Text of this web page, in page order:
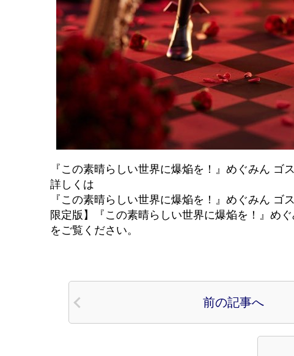
『この素晴らしい世界に爆焔を！』めぐみん ゴ
詳しくは
『この素晴らしい世界に爆焔を！』めぐみん ゴ
限定版】『この素晴らしい世界に爆焔を！』め
をご覧ください。
前の記事へ